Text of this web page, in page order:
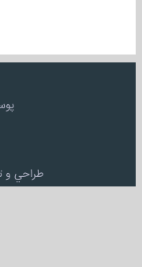
طراحي و